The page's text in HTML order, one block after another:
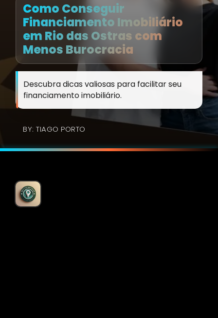
Como Conseguir
Financiamento Imobiliário
em Rio das Ostras com
Menos Burocracia
Descubra dicas valiosas para facilitar seu
financiamento imobiliário.
BY: TIAGO PORTO